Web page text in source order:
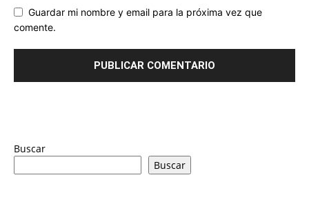
Guardar mi nombre y email para la próxima vez que
comente.
Buscar
Buscar